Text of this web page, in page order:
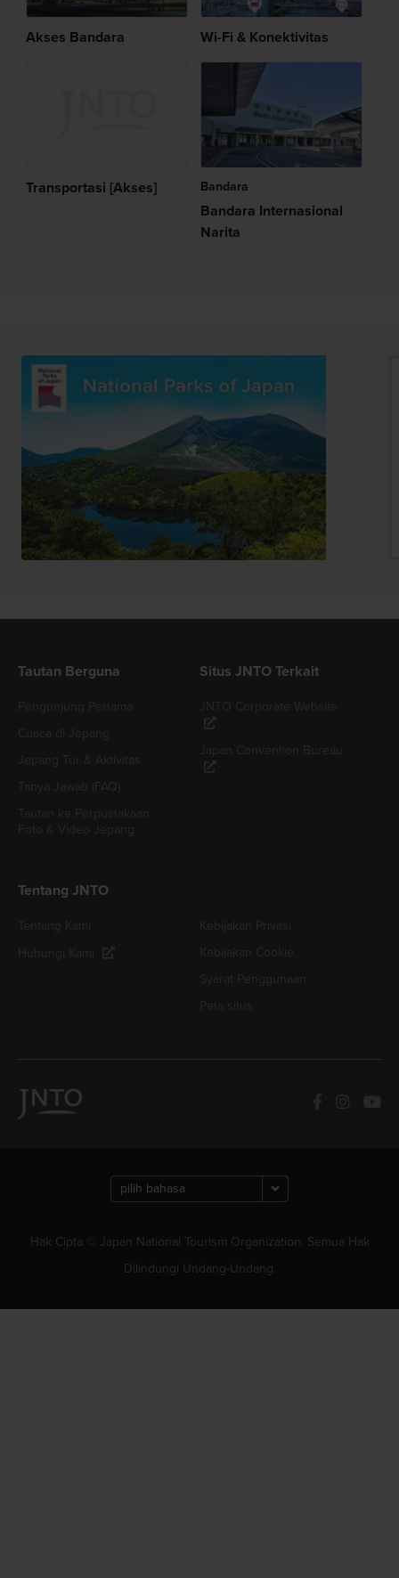
Akses Bandara Wi-Fi & Konektivitas
Transportasi [Akses] Bandara
Bandara Internasional
Narita
Tautan Berguna Situs JNTO Terkait
Tentang JNTO
Hak Cipta © Japan National Tourism Organization. Semua Hak
Dilindungi Undang-Undang.